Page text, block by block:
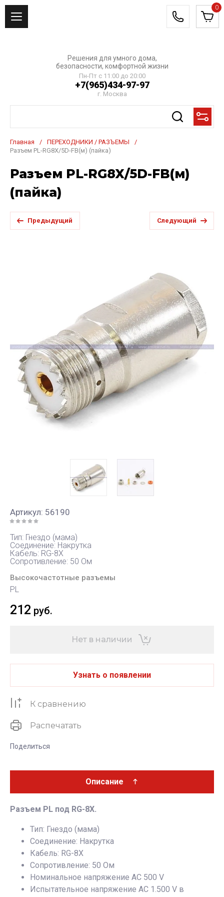
0
Решения для умного дома,
безопасности, комфортной жизни
Пн-Пт с 11:00 до 20:00
+7(965)434-97-97
г. Москва
Главная / ПЕРЕХОДНИКИ / РАЗЪЕМЫ
/
Разъем PL-RG8X/5D-FB(м) (пайка)
Разъем PL-RG8X/5D-FB(м)
(пайка)
Предыдущий Следующий
Артикул: 56190
Тип: Гнездо (мама)
Соединение: Накрутка
Кабель: RG-8X
Сопротивление: 50 Ом
Высокочастотные разъемы
PL
212 руб.
Нет в наличии
Узнать о появлении
К сравнению
Поделиться
Распечатать
Описание
Разъем PL под RG-8X.
Тип: Гнездо (мама)
Соединение: Накрутка
Кабель: RG-8X
Сопротивление: 50 Ом
Номинальное напряжение AC 500 V
Испытательное напряжение AC 1.500 V в